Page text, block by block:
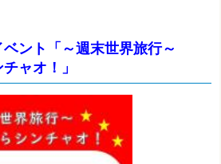
ベント「～週末世界旅行～
ャオ！」